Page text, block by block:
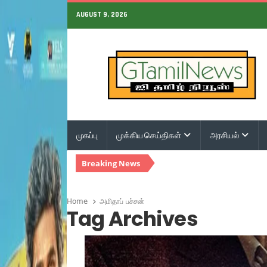
AUGUST 9, 2026
முகப்பு முக்கிய செய்திகள் அரசியல்
Breaking News
Home அமிதாப் பச்சன்
Tag Archives